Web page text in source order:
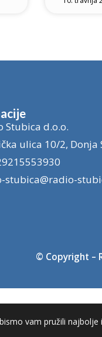
Stubica d.o.o.
ulica 10/2, Donja
stubica@radio-
© Copyright –
vam pružili